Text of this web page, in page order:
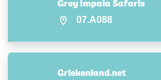
Grey Impala Safaris
07.A088
Griekenland.net